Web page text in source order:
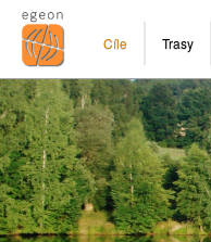
Cíle Trasy